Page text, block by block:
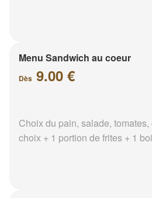
Menu Sandwich au coeur
Dès 9.00 €
Choix du pain, salade,
choix + 1 portion de frites + 1